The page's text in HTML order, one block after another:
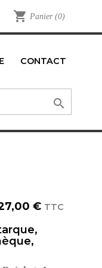
shopping_cart Panier (0)
CONTACT

€ TTC